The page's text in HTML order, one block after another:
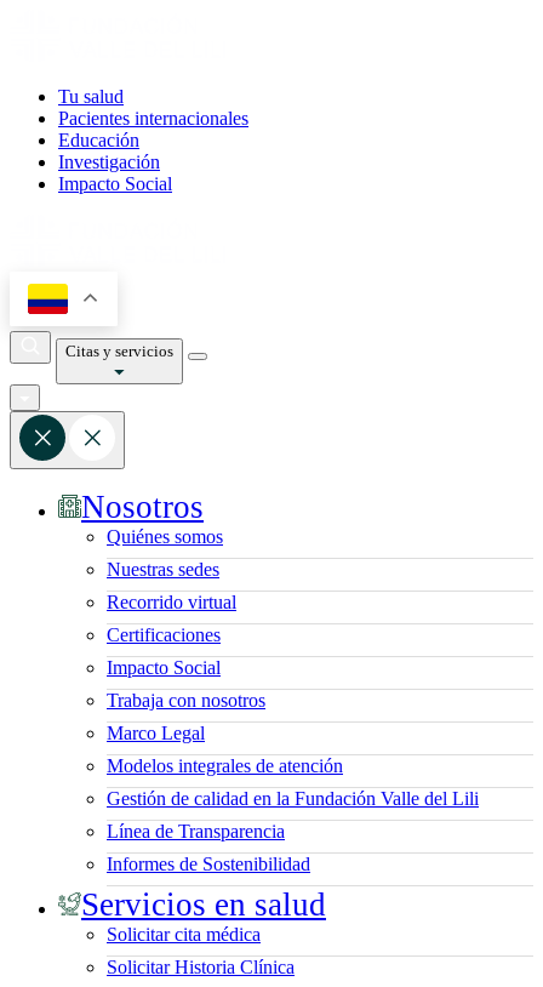
Tu salud
Pacientes internacionales
Educación
Investigación
Impacto Social
Citas y servicios
Nosotros
Quiénes somos
Nuestras sedes
Recorrido virtual
Certificaciones
Impacto Social
Trabaja con nosotros
Marco Legal
Modelos integrales de atención
Gestión de calidad en la Fundación Valle del Lili
Línea de Transparencia
Informes de Sostenibilidad
Servicios en salud
Solicitar cita médica
Solicitar Historia Clínica